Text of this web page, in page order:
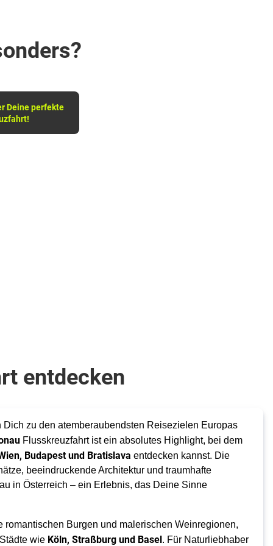
Deine perfekte
entdecken
Dich zu den atemberaubendsten Reisezielen Europas
Flusskreuzfahrt ist ein absolutes Highlight, bei dem
Budapest und Bratislava entdecken kannst. Die
beeindruckende Architektur und traumhafte
in Österreich – ein Erlebnis, das Deine Sinne
romantischen Burgen und malerischen Weinregionen,
wie Köln, Straßburg und Basel. Für Naturliebhaber